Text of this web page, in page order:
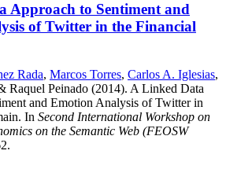
Approach to Sentiment and
of Twitter in the Financial
Rada, Marcos Torres, Carlos A. Iglesias,
Raquel Peinado (2014). A Linked Data
and Emotion Analysis of Twitter in
In Second International Workshop on
on the Semantic Web (FEOSW